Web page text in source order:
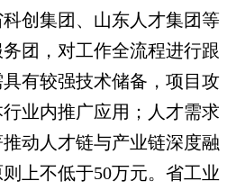
创集团、山东人才集团等
团，对工作全流程进行跟
有较强技术储备，项目攻
业内推广应用；人才需求
动人才链与产业链深度融
上不低于50万元。省工业